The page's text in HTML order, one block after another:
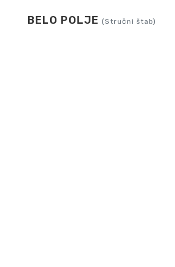
BELO POLJE (Stručni štab)